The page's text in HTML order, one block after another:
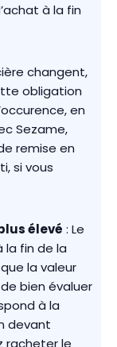
à la fin
changent,
obligation
en
Sezame,
remise en
si vous
élevé : Le
la fin de la
la valeur
bien évaluer
à la
devant
racheter le